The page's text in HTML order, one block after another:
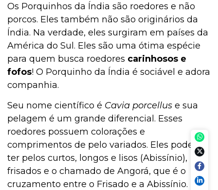
Os Porquinhos da Índia são roedores e não
porcos. Eles também não são originários da
Índia. Na verdade, eles surgiram em países da
América do Sul. Eles são uma ótima espécie
para quem busca roedores carinhosos e
fofos! O Porquinho da Índia é sociável e adora
companhia.
Seu nome científico é Cavia porcellus e sua
pelagem é um grande diferencial. Esses
roedores possuem colorações e
comprimentos de pelo variados. Eles podem
ter pelos curtos, longos e lisos (Abissínio),
frisados e o chamado de Angorá, que é o
cruzamento entre o Frisado e a Abissínio.